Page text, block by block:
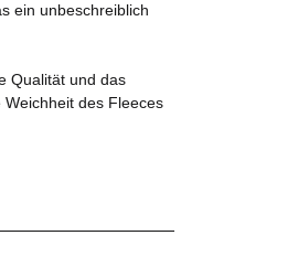
ein unbeschreiblich
Qualität und das
des Fleeces